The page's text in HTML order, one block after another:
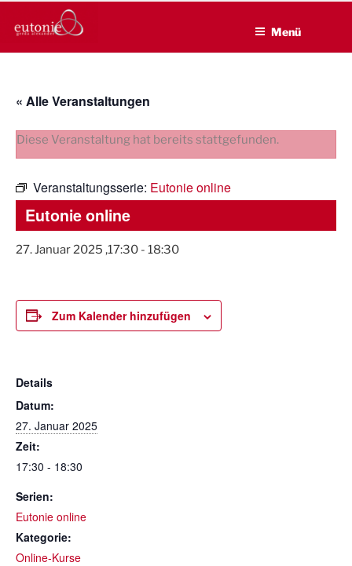
Inhalt
EUTONIE.DE
Lebensbalance durch körperliche Selbsterfahrung
Menü
« Alle Veranstaltungen
Diese Veranstaltung hat bereits stattgefunden.
Veranstaltungsserie: Eutonie online
Eutonie online
27. Januar 2025 ,17:30 - 18:30
Zum Kalender hinzufügen
Details
Datum:
27. Januar 2025
Zeit:
17:30 - 18:30
Serien:
Eutonie online
Kategorie:
Online-Kurse